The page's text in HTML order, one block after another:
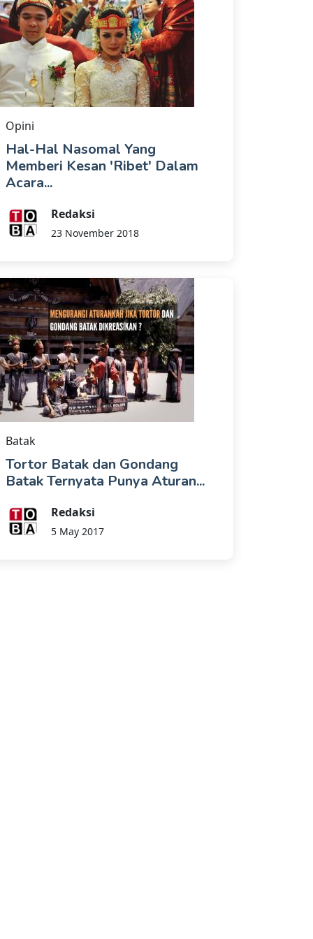
Opini
Hal-Hal Nasomal Yang
Memberi Kesan 'Ribet' Dalam
Acara...
Redaksi
23 November 2018
Batak
Tortor Batak dan Gondang
Batak Ternyata Punya Aturan...
Redaksi
5 May 2017